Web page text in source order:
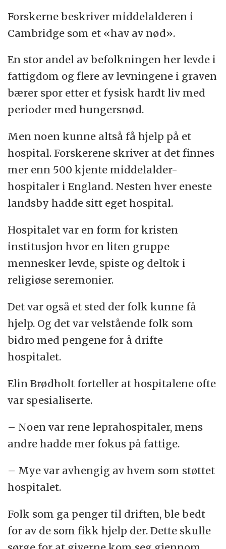
Forskerne beskriver middelalderen i
Cambridge som et «hav av nød».
En stor andel av befolkningen her levde i
fattigdom og flere av levningene i graven
bærer spor etter et fysisk hardt liv med
perioder med hungersnød.
Men noen kunne altså få hjelp på et
hospital. Forskerene skriver at det finnes
mer enn 500 kjente middelalder-
hospitaler i England. Nesten hver eneste
landsby hadde sitt eget hospital.
Hospitalet var en form for kristen
institusjon hvor en liten gruppe
mennesker levde, spiste og deltok i
religiøse seremonier.
Det var også et sted der folk kunne få
hjelp. Og det var velstående folk som
bidro med pengene for å drifte
hospitalet.
Elin Brødholt forteller at hospitalene ofte
var spesialiserte.
– Noen var rene leprahospitaler, mens
andre hadde mer fokus på fattige.
– Mye var avhengig av hvem som støttet
hospitalet.
Folk som ga penger til driften, ble bedt
for av de som fikk hjelp der. Dette skulle